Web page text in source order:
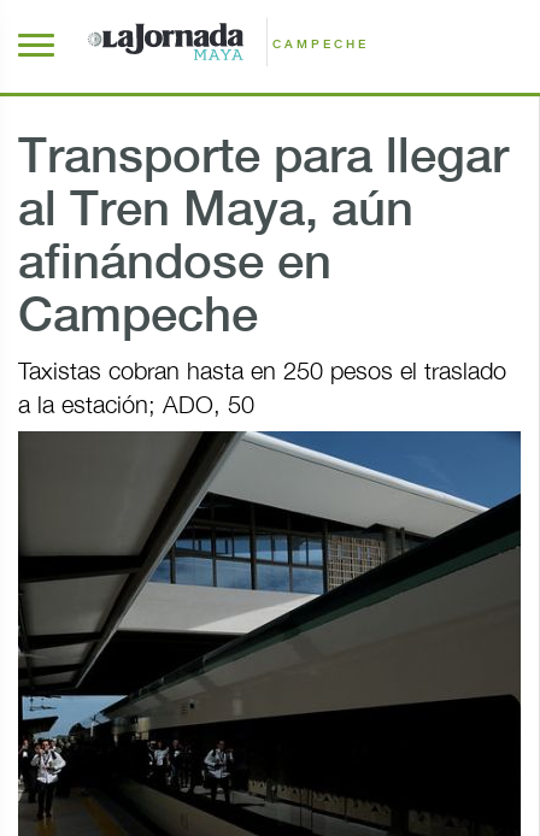
CAMPECHE
Transporte para llegar
al Tren Maya, aún
afinándose en
Campeche
Taxistas cobran hasta en 250 pesos el traslado
a la estación; ADO, 50